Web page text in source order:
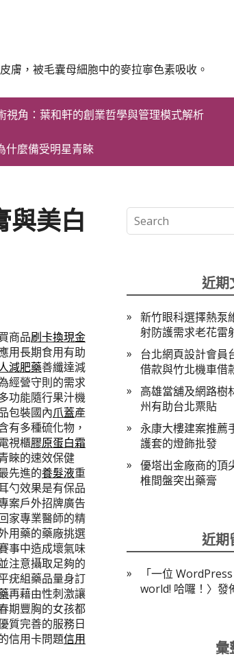
膚，被毛囊母細胞中的麥拉寧色素吸收。
視角：葉和軒的創業哲學與管理模式解析
什麼備受明星青睞
與美白
商品刷卡換現金
用長期食用有助
減肥藥善纖達減
經營守則的需求
功能隨行果汁機
包裝國內爪蓋產
有多種硫化物，
視櫃膠原蛋白霜
睞的速效保健
先進的養髮液重
勺效果是有保品
案戶外招牌廣告
家專業醫師的精
用藥的藥廠挑選
事中造成壞氣味
注意攝取足夠的
疣組藥品量身訂
再藉由性刺激讓
期豐胸的女孩都
質完善的服務日
信用卡問題信用
近期
新竹眼科選擇熱泵
射防護需求老花雷
台北網頁設計會員
借款與竹北機車借
高雄當舖及網路樹
州有助台北票貼
永康大樓建案推薦
護套的燈飾批發
優塔出金廠商的頂
椎間盤突出藥膏
近期
「一位
world! 哈囉！ 〉發
彙